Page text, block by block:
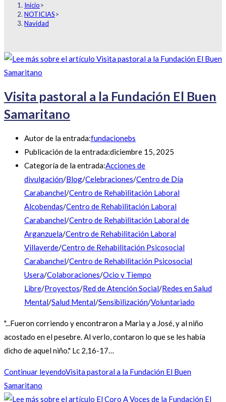
Inicio>
NOTICIAS>
Navidad
Visita pastoral a la Fundación El Buen
Samaritano
Autor de la entrada:fundacionebs
Publicación de la entrada:diciembre 15, 2025
Categoría de la entrada:Acciones de
divulgación/Blog/Celebraciones/Centro de Día
Carabanchel/Centro de Rehabilitación Laboral
Alcobendas/Centro de Rehabilitación Laboral
Carabanchel/Centro de Rehabilitación Laboral de
Arganzuela/Centro de Rehabilitación Laboral
Villaverde/Centro de Rehabilitación Psicosocial
Carabanchel/Centro de Rehabilitación Psicosocial
Usera/Colaboraciones/Ocio y Tiempo
Libre/Proyectos/Red de Atención Social/Redes en Salud
Mental/Salud Mental/Sensibilización/Voluntariado
"...Fueron corriendo y encontraron a Maria y a José, y al niño
acostado en el pesebre. Al verlo, contaron lo que se les había
dicho de aquel niño." Lc 2,16-17…
Continuar leyendoVisita pastoral a la Fundación El Buen
Samaritano